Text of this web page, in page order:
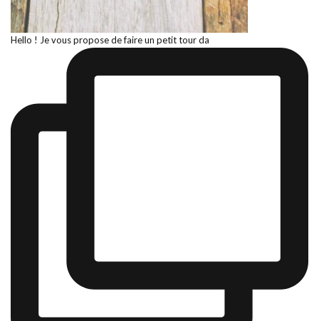
Hello ! Je vous propose de faire un petit tour da